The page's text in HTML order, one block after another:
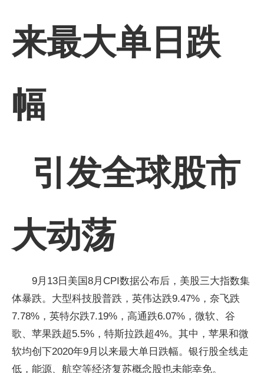
来最大单日跌
幅
引发全球股市
大动荡
9月13日美国8月CPI数据公布后，美股三大指数集
体暴跌。大型科技股普跌，英伟达跌9.47%，奈飞跌
7.78%，英特尔跌7.19%，高通跌6.07%，微软、谷
歌、苹果跌超5.5%，特斯拉跌超4%。其中，苹果和微
软均创下2020年9月以来最大单日跌幅。银行股全线走
低，能源、航空等经济复苏概念股也未能幸免。